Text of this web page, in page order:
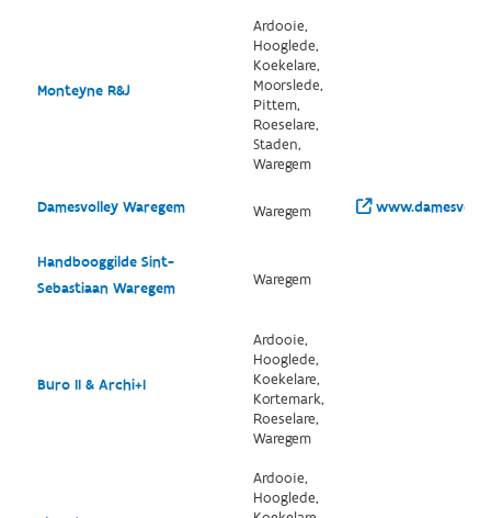
Monteyne R&J
Ardooie,
Hooglede,
Koekelare,
Moorslede,
Pittem,
Roeselare,
Staden,
Waregem
Damesvolley Waregem Waregem
Handbooggilde Sint-
Sebastiaan Waregem
Waregem
Buro II & Archi+I
Ardooie,
Hooglede,
Koekelare,
Kortemark,
Roeselare,
Waregem
Ardooie,
Hooglede,